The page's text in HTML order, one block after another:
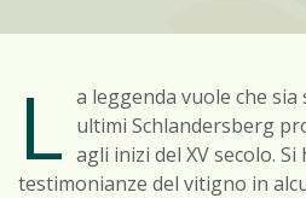
L a leggenda vuole che
ultimi Schlandersberg
agli inizi del XV secolo.
testimonianze del vitigno in